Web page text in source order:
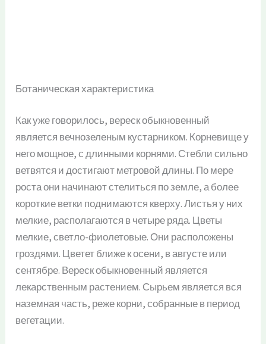
Ботаническая характеристика
Как уже говорилось, вереск обыкновенный
является вечнозеленым кустарником. Корневище у
него мощное, с длинными корнями. Стебли сильно
ветвятся и достигают метровой длины. По мере
роста они начинают стелиться по земле, а более
короткие ветки поднимаются кверху. Листья у них
мелкие, располагаются в четыре ряда. Цветы
мелкие, светло-фиолетовые. Они расположены
гроздями. Цветет ближе к осени, в августе или
сентябре. Вереск обыкновенный является
лекарственным растением. Сырьем является вся
наземная часть, реже корни, собранные в период
вегетации.